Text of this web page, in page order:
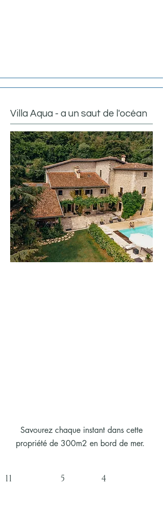
Villa Aqua - a un saut de l'océan
Savourez chaque instant dans cette
propriété de 300m2 en bord de mer.
11 5 4